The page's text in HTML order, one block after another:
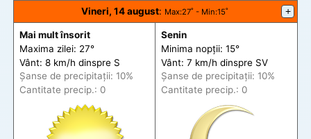
Vineri, 14 august: Max:27˚ - Min:15˚ +
Mai mult însorit
Maxima zilei: 27°
Vânt: 8 km/h dinspre S
Șanse de precipitații: 10%
Cantitate precip.: 0
Senin
Minima nopții: 15°
Vânt: 7 km/h dinspre SV
Șanse de precipitații: 10%
Cantitate precip.: 0